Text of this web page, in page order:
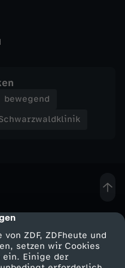
ZDF, ZDFheute und
setzen wir Cookies
ein. Einige der
bewegend